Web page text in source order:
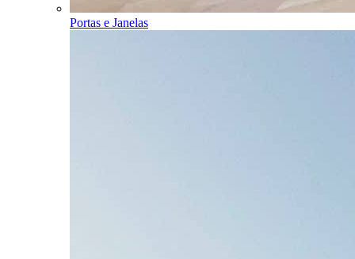
Portas e Janelas